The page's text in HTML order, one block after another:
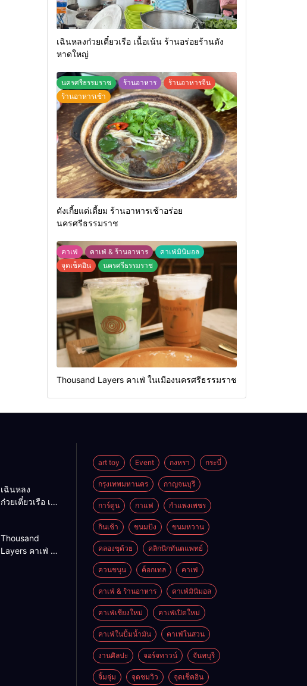
เฉินหลงก๋วยเตี๋ยวเรือ เนื้อเน้น ร้านอร่อยร้านดัง
หาดใหญ่
นครศรีธรรมราช ร้านอาหาร
ร้านอาหารจีน
ร้านอาหารเช้า
ตังเกี้ยแต่เตี้ยม ร้านอาหารเช้าอร่อย
นครศรีธรรมราช
คาเฟ่ คาเฟ่ & ร้านอาหาร
คาเฟ่มินิมอล
จุดเช็คอิน
นครศรีธรรมราช
Thousand Layers คาเฟ่ ในเมืองนครศรีธรรมราช
เฉินหลง
ก๋วยเตี๋ยวเรือ เนื้อ
Thousand
Layers คาเฟ่ ใน
art toy Event กงหรา กระบี่
กรุงเทพมหานคร กาญจนบุรี
การ์ตูน กาแฟ กำแพงเพชร
กินเช้า ขนมปัง ขนมหวาน
คลองขุด้วย คลิกนิกทันตแพทย์
ควนขนุน ค็อกเทล คาเฟ่
คาเฟ่ & ร้านอาหาร คาเฟ่มินิมอล
คาเฟ่เชียงใหม่ คาเฟ่เปิดใหม่
คาเฟ่ในปั้มน้ำมัน คาเฟ่ในสวน
งานศิลปะ จอร์จทาวน์ จันทบุรี
จิ้มจุ่ม จุดชมวิว จุดเช็คอิน